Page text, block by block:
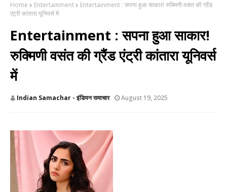
Home Entertainment
Entertainment : ​सपना हुआ साकार! रुक्मिणी वसंत की ग्रैंड
एंट्री कांतारा यूनिवर्स में
Entertainment : ​सपना हुआ साकार!
रुक्मिणी वसंत की ग्रैंड एंट्री कांतारा यूनिवर्स
में
Indian Samachar - इंडियन समाचार August 19, 2025